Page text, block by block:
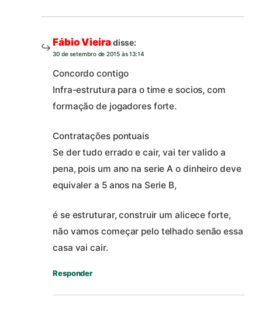
Fábio Vieiradisse:
30 de setembro de 2015 às 13:14
Concordo contigo
Infra-estrutura para o time e socios, com
formação de jogadores forte.
Contratações pontuais
Se der tudo errado e cair, vai ter valido a
pena, pois um ano na serie A o dinheiro deve
equivaler a 5 anos na Serie B,
é se estruturar, construir um alicece forte,
não vamos começar pelo telhado senão essa
casa vai cair.
Responder